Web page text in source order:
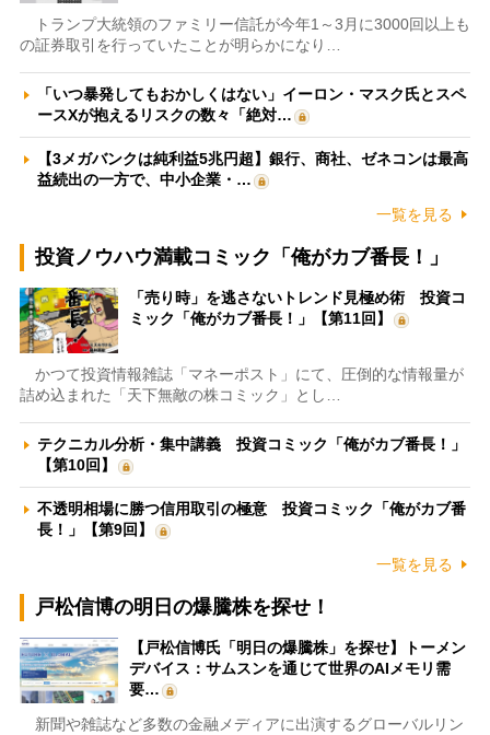
トランプ大統領のファミリー信託が今年1～3月に3000回以上も
の証券取引を行っていたことが明らかになり…
「いつ暴発してもおかしくはない」イーロン・マスク氏とスペ
ースXが抱えるリスクの数々「絶対…
【3メガバンクは純利益5兆円超】銀行、商社、ゼネコンは最高
益続出の一方で、中小企業・…
一覧を見る
投資ノウハウ満載コミック「俺がカブ番長！」
「売り時」を逃さないトレンド見極め術 投資コ
ミック「俺がカブ番長！」【第11回】
かつて投資情報雑誌「マネーポスト」にて、圧倒的な情報量が
詰め込まれた「天下無敵の株コミック」とし…
テクニカル分析・集中講義 投資コミック「俺がカブ番長！」
【第10回】
不透明相場に勝つ信用取引の極意 投資コミック「俺がカブ番
長！」【第9回】
一覧を見る
戸松信博の明日の爆騰株を探せ！
【戸松信博氏「明日の爆騰株」を探せ】トーメン
デバイス：サムスンを通じて世界のAIメモリ需
要…
新聞や雑誌など多数の金融メディアに出演するグローバルリン